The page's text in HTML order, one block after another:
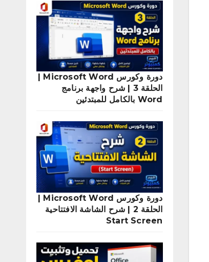
الحلقة 3 | شرح واجهة برنامج
Word بالكامل للمبتدئين
دورة وكورس Microsoft Word |
الحلقة 2 | شرح الشاشة الافتتاحية
Start Screen